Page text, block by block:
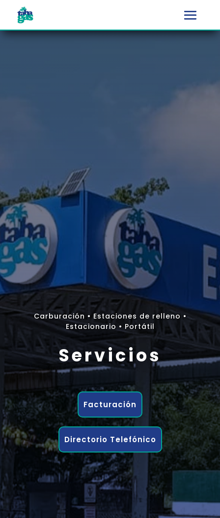
Carburación • Estaciones de relleno •
Estacionario • Portátil
Servicios
Facturación
Directorio Telefónico